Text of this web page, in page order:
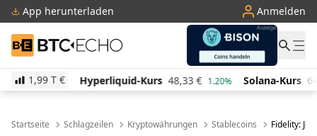
App herunterladen Anmelden
BTC-ECHO
1,99 T €
Hyperliquid-Kurs 48,33 € 1.20% Solana-Kurs 64,08 € 0.70%
Startseite Schlagzeilen Kryptowährungen Stablecoins Fidelity: